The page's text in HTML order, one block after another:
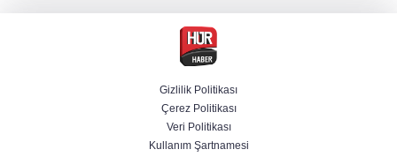
Hür Ağbaba soruşturmasında MASAK para
hareketlerini inceledi
Bakan Gürlek: Kanunda şehitleri incitecek
düzenleme yok
Gizlilik Politikası
Çerez Politikası
Veri Politikası
Kullanım Şartnamesi